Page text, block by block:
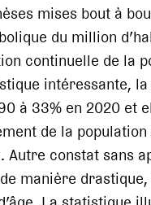
mises bout à
du million
continuelle de la
intéressante,
à 33% en 2020 et
de la
Autre constat sans
manière